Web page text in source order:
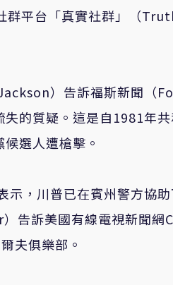
群平台「真實社群」（
）告訴福斯新聞（
的質疑。這是自1981年
選人遭槍擊。
，川普已在賓州警方協
告訴美國有線電視新聞網
夫俱樂部。